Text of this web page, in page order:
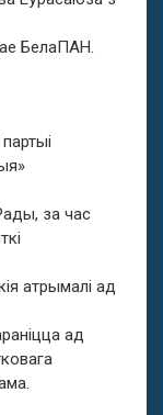
БелаПАН.
за час
атрымалі ад
ад